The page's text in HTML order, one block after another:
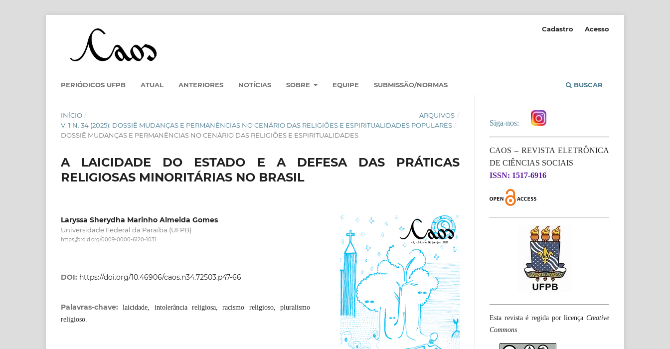
PERIÓDICOS UFPB ATUAL ANTERIORES NOTÍCIAS SOBRE EQUIPE SUBMISSÃO/NORMAS BUSCAR
Cadastro Acesso
INÍCIO / ARQUIVOS /
V. 1 N. 34 (2025): DOSSIÊ MUDANÇAS E PERMANÊNCIAS NO CENÁRIO DAS RELIGIÕES E ESPIRITUALIDADES POPULARES /
DOSSIÊ MUDANÇAS E PERMANÊNCIAS NO CENÁRIO DAS RELIGIÕES E ESPIRITUALIDADES
A LAICIDADE DO ESTADO E A DEFESA DAS PRÁTICAS
RELIGIOSAS MINORITÁRIAS NO BRASIL
Laryssa Sherydha Marinho Almeida Gomes
Universidade Federal da Paraíba (UFPB)
https://orcid.org/0009-0000-6120-1031
DOI: https://doi.org/10.46906/caos.n34.72503.p47-66
Palavras-chave:laicidade, intolerância religiosa, racismo religioso, pluralismo
religioso.
Siga-nos:
CAOS – REVISTA ELETRÔNICA
DE CIÊNCIAS SOCIAIS
ISSN: 1517-6916
Esta revista é regida por licença Creative
Commons